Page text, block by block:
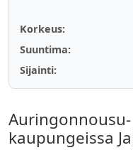
Korkeus:
Suuntima:
Sijainti:
kaupungeissa